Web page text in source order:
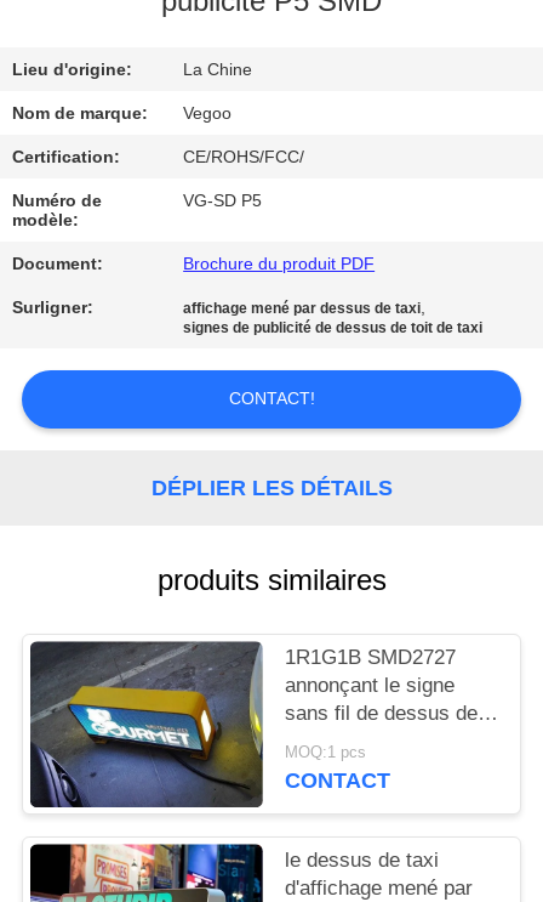
VISITE
DE
L'USINE
CONTRÔLE
DE
LA
NOUS
CONTACTER
DEMANDEZ
UN
DEVIS
PLAN
DU
SITE
Lieu d'origine: La Chine
Nom de marque: Vegoo
Certification: CE/ROHS/FCC/
Numéro de
modèle:
VG-SD P5
Document: Brochure du produit PDF
Surligner: affichage mené par dessus de taxi,
signes de publicité de dessus de toit de taxi
CONTACT!
DÉPLIER LES DÉTAILS
produits similaires
1R1G1B SMD2727
annonçant le signe
sans fil de dessus de
taxi d'affichage à LED
De taxi de 5mm
MOQ:1 pcs
CONTACT
le dessus de taxi
d'affichage mené par